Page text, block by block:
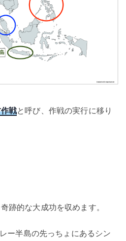
戦と呼び、作戦の実行に移り
跡的な大成功を収めます。
ー半島の先っちょにあるシン